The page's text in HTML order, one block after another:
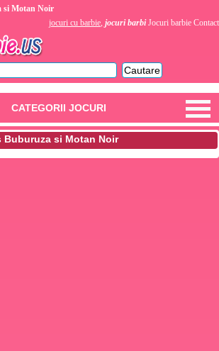
si Motan Noir
jocuri cu barbie, jocuri barbi Jocuri barbie Contact
CATEGORII JOCURI
si Motan Noir